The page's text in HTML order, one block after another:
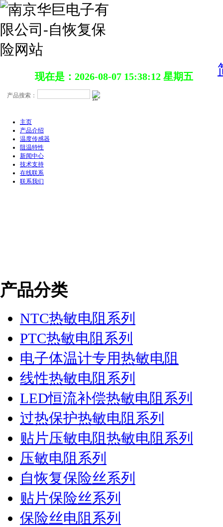
现在是：2026-08-07 15:38:13 星期五
主页
产品介绍
温度传感器
阻温特性
新闻中心
技术支持
在线联系
联系我们
产品分类
NTC热敏电阻系列
PTC热敏电阻系列
电子体温计专用热敏电阻
线性热敏电阻系列
LED恒流补偿热敏电阻系列
过热保护热敏电阻系列
贴片压敏电阻热敏电阻系列
压敏电阻系列
自恢复保险丝系列
贴片保险丝系列
保险丝电阻系列